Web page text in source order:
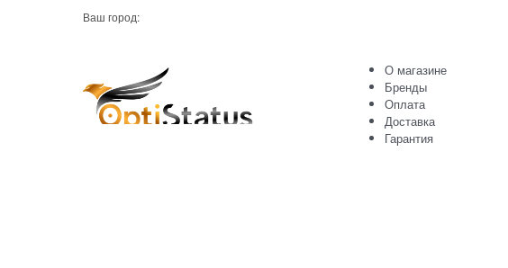
Ваш город:
О магазине
Бренды
Оплата
Доставка
Гарантия